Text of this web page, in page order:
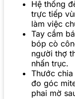
Hệ thống
trực tiếp
làm việc
Tay cầm
bóp cò
người thợ
nhấn trục.
Thước
đo góc
phai mờ